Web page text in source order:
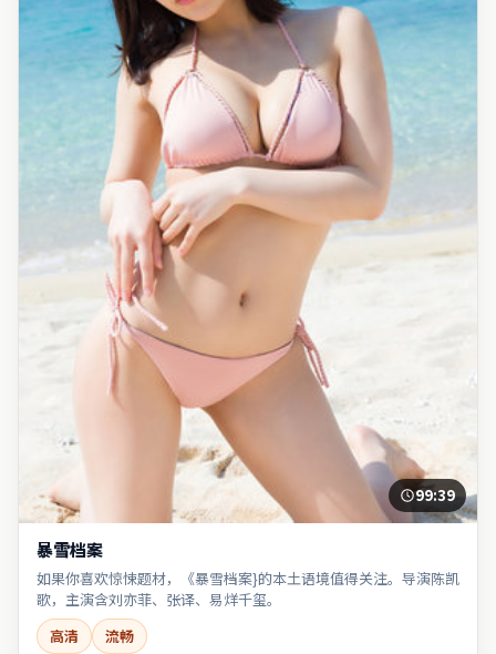
99:39
暴雪档案
如果你喜欢惊悚题材，《暴雪档案}的本土语境值得关注。导演陈凯
歌，主演含刘亦菲、张译、易烊千玺。
高清
流畅